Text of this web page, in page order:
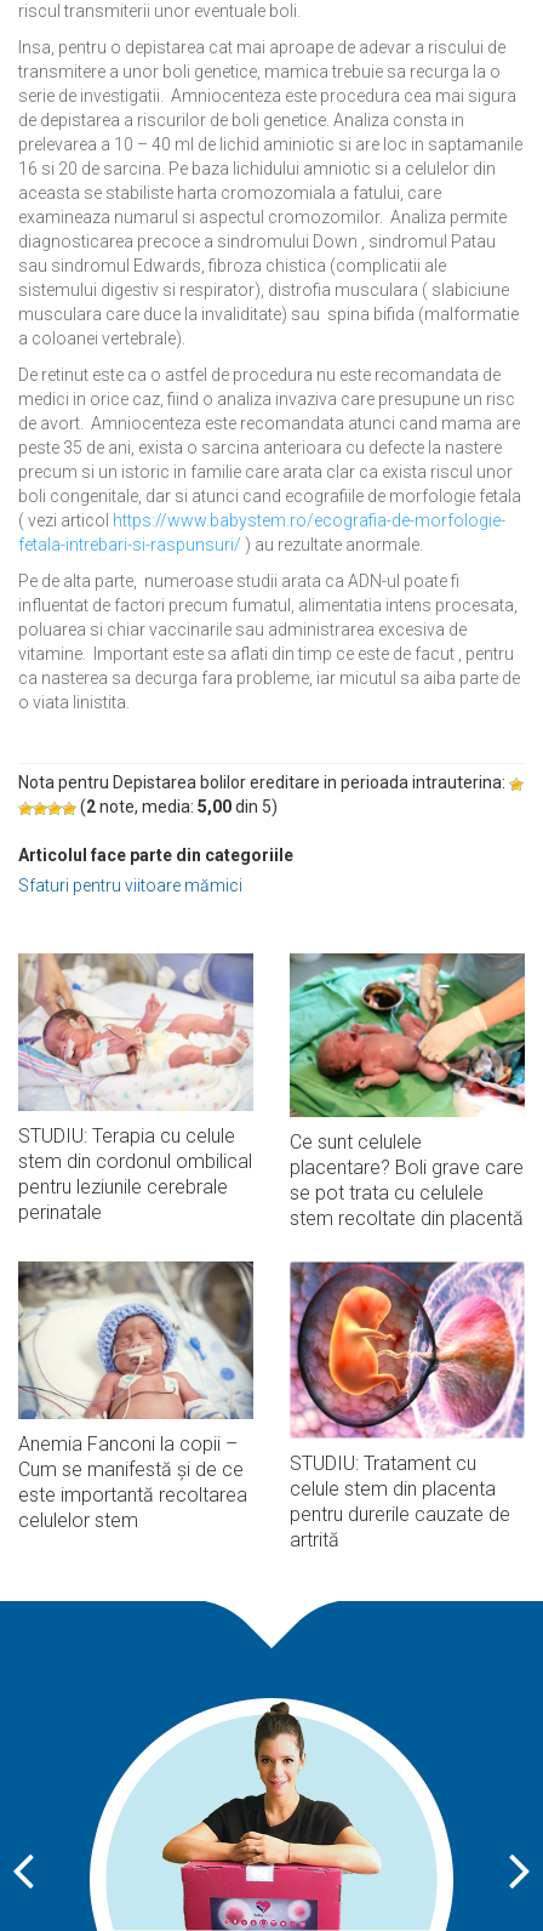
riscul transmiterii unor eventuale boli.
Insa, pentru o depistarea cat mai aproape de adevar a riscului de
transmitere a unor boli genetice, mamica trebuie sa recurga la o
serie de investigatii. Amniocenteza este procedura cea mai sigura
de depistarea a riscurilor de boli genetice. Analiza consta in
prelevarea a 10 – 40 ml de lichid aminiotic si are loc in saptamanile
16 si 20 de sarcina. Pe baza lichidului amniotic si a celulelor din
aceasta se stabiliste harta cromozomiala a fatului, care
examineaza numarul si aspectul cromozomilor. Analiza permite
diagnosticarea precoce a sindromului Down , sindromul Patau
sau sindromul Edwards, fibroza chistica (complicatii ale
sistemului digestiv si respirator), distrofia musculara ( slabiciune
musculara care duce la invaliditate) sau spina bifida (malformatie
a coloanei vertebrale).
De retinut este ca o astfel de procedura nu este recomandata de
medici in orice caz, fiind o analiza invaziva care presupune un risc
de avort. Amniocenteza este recomandata atunci cand mama are
peste 35 de ani, exista o sarcina anterioara cu defecte la nastere
precum si un istoric in familie care arata clar ca exista riscul unor
boli congenitale, dar si atunci cand ecografiile de morfologie fetala
( vezi articol https://www.babystem.ro/ecografia-de-morfologie-
fetala-intrebari-si-raspunsuri/ ) au rezultate anormale.
Pe de alta parte, numeroase studii arata ca ADN-ul poate fi
influentat de factori precum fumatul, alimentatia intens procesata,
poluarea si chiar vaccinarile sau administrarea excesiva de
vitamine. Important este sa aflati din timp ce este de facut , pentru
ca nasterea sa decurga fara probleme, iar micutul sa aiba parte de
o viata linistita.
Nota pentru Depistarea bolilor ereditare in perioada intrauterina:
(2note, media: 5,00din 5)
Articolul face parte din categoriile
Sfaturi pentru viitoare mămici
STUDIU: Terapia cu celule
stem din cordonul ombilical
pentru leziunile cerebrale
perinatale
Ce sunt celulele
placentare? Boli grave care
se pot trata cu celulele
stem recoltate din placentă
Anemia Fanconi la copii –
Cum se manifestă și de ce
este importantă recoltarea
celulelor stem
STUDIU: Tratament cu
celule stem din placenta
pentru durerile cauzate de
artrită